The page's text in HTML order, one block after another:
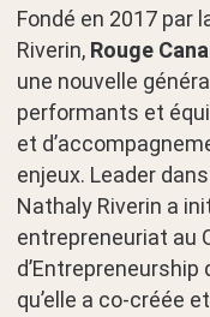
Fondé en 2017 par
Riverin, Rouge
une nouvelle
performants et
et
enjeux. Leader
Nathaly Riverin a
entrepreneuriat au
d’Entrepreneurship
qu’elle a co-créée